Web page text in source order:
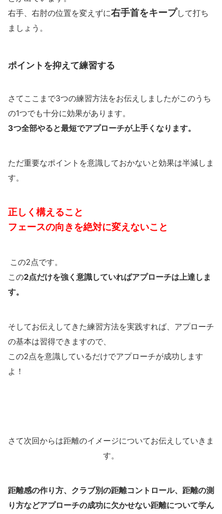
右手、右肘の位置を変えずに右手首をキープして打ち
ましょう。
ポイントを抑えて練習する
さてここまで3つの練習方法をお伝えしましたがこのうち
の1つでも十分に効果があります。
3つ全部やると最短でアプローチが上手くなります。
ただ重要なポイントを意識しておかないと効果は半減しま
す。
正しく構えること
フェースの向きを絶対に変えないこと
この2点です。
この2点だけを強く意識していればアプローチは上達しま
す。
そしてお伝えしてきた練習方法を実践すれば、アプローチ
の基本は習得できますので、
この2点を意識しているだけでアプローチが成功します
よ！
さて次回からは距離のイメージについてお伝えしていきま
す。
距離感の作り方、クラブ別の距離コントロール、距離の測
り方などアプローチの成功に欠かせない距離について学ん